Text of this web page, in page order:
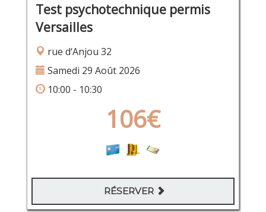
Test psychotechnique permis
Versailles
rue d‘Anjou 32
Samedi 29 Août 2026
10:00 - 10:30
106€
RÉSERVER